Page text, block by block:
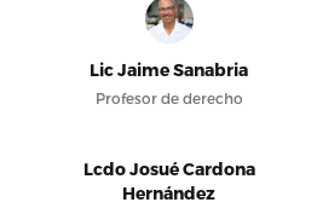
Lic Jaime Sanabria
Profesor de derecho
Lcdo Josué Cardona
Hernández